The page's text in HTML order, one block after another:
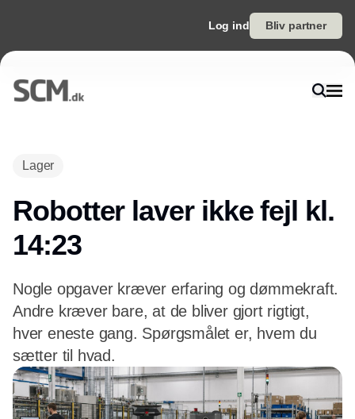
Log ind Bliv partner
Lager
Robotter laver ikke fejl kl.
14:23
Nogle opgaver kræver erfaring og dømmekraft.
Andre kræver bare, at de bliver gjort rigtigt,
hver eneste gang. Spørgsmålet er, hvem du
sætter til hvad.